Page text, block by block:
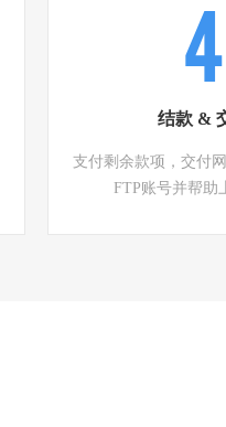
4
结款 &
支付剩余款项，交付
FTP账号并帮助